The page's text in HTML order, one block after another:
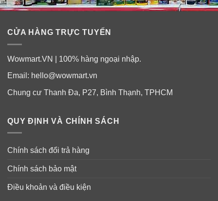
Vitamin D
Vitamin B (B1, B2, B6, B9, B12)
Vitamin E
Choline
Hướng dẫn sử dụng và bảo quản sữa tốt nhất
CỬA HÀNG TRỰC TUYẾN
Wowmart.VN | 100% hàng ngoại nhập.
Email: hello@wowmart.vn
Chung cư Thanh Đa, P27, Bình Thạnh, TPHCM
QUY ĐỊNH VÀ CHÍNH SÁCH
Chính sách đổi trả hàng
Chính sách bảo mật
Điều khoản và điều kiện